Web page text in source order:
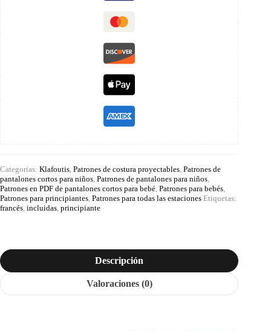
Categorías: Klafoutis Patrones de costura proyectables Patrones de
pantalones cortos para niños Patrones de pantalones para niños
Patrones en PDF de pantalones cortos para bebé Patrones para bebés
Patrones para principiantes Patrones para todas las estaciones Etiquetas:
francés incluidas principiante
Descripción
Valoraciones (0)